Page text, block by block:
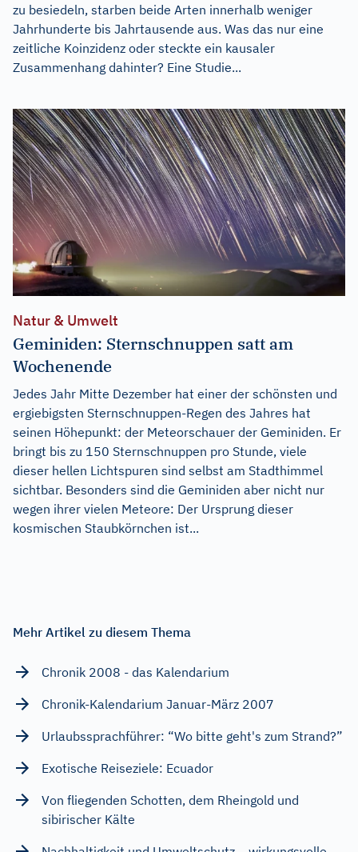
zu besiedeln, starben beide Arten innerhalb weniger
Jahrhunderte bis Jahrtausende aus. Was das nur eine
zeitliche Koinzidenz oder steckte ein kausaler
Zusammenhang dahinter? Eine Studie...
Natur & Umwelt
Geminiden: Sternschnuppen satt am
Wochenende
Jedes Jahr Mitte Dezember hat einer der schönsten und
ergiebigsten Sternschnuppen-Regen des Jahres hat
seinen Höhepunkt: der Meteorschauer der Geminiden. Er
bringt bis zu 150 Sternschnuppen pro Stunde, viele
dieser hellen Lichtspuren sind selbst am Stadthimmel
sichtbar. Besonders sind die Geminiden aber nicht nur
wegen ihrer vielen Meteore: Der Ursprung dieser
kosmischen Staubkörnchen ist...
Mehr Artikel zu diesem Thema
Chronik 2008 - das Kalendarium
Chronik-Kalendarium Januar-März 2007
Urlaubssprachführer: “Wo bitte geht's zum Strand?”
Exotische Reiseziele: Ecuador
Von fliegenden Schotten, dem Rheingold und
sibirischer Kälte